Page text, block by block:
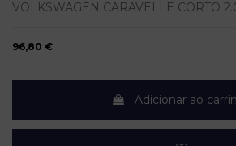
VOLKSWAGEN CARAVELLE CORTO
96,80 €
Adicionar ao